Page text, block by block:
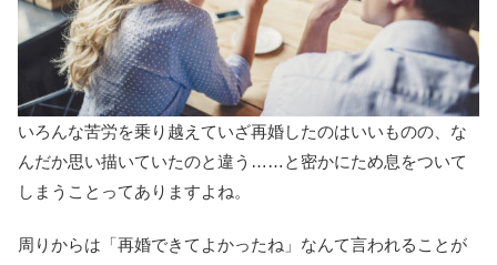
いろんな苦労を乗り越えていざ再婚したのはいいものの、な
んだか思い描いていたのと違う……と密かにため息をついて
しまうことってありますよね。
周りからは「再婚できてよかったね」なんて言われることが